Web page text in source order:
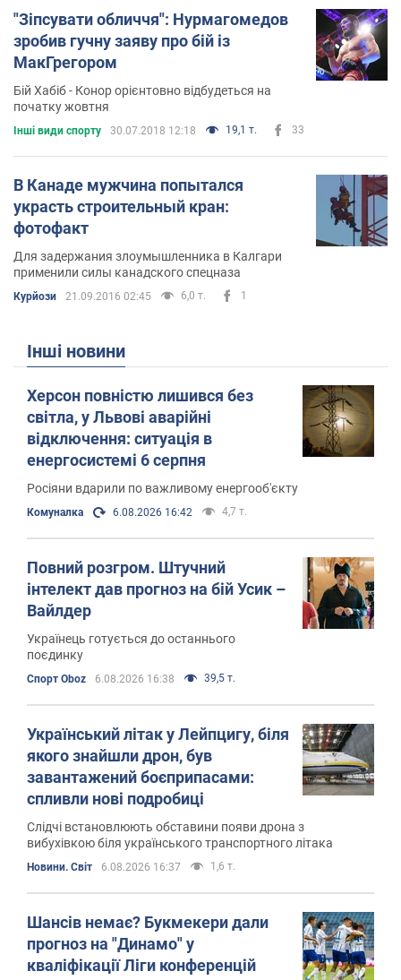
"Зіпсувати обличчя": Нурмагомедов
зробив гучну заяву про бій із
МакГрегором
Бій Хабіб - Конор орієнтовно відбудеться на
початку жовтня
Інші види спорту 30.07.2018 12:18 19,1 т. 33
В Канаде мужчина попытался
украсть строительный кран:
фотофакт
Для задержания злоумышленника в Калгари
применили силы канадского спецназа
Курйози 21.09.2016 02:45 6,0 т. 1
Інші новини
Херсон повністю лишився без
світла, у Львові аварійні
відключення: ситуація в
енергосистемі 6 серпня
Росіяни вдарили по важливому енергооб'єкту
Комуналка 6.08.2026 16:42 4,7 т.
Повний розгром. Штучний
інтелект дав прогноз на бій Усик –
Вайлдер
Українець готується до останнього
поєдинку
Спорт Oboz 6.08.2026 16:38 39,5 т.
Український літак у Лейпцигу, біля
якого знайшли дрон, був
завантажений боєприпасами:
спливли нові подробиці
Слідчі встановлюють обставини появи дрона з
вибухівкою біля українського транспортного літака
Новини. Світ 6.08.2026 16:37 1,6 т.
Шансів немає? Букмекери дали
прогноз на "Динамо" у
кваліфікації Ліги конференцій